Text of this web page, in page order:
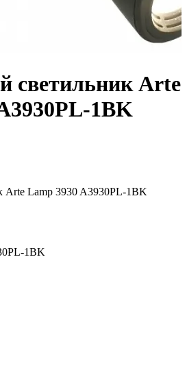
светильник Arte
1BK
Arte Lamp 3930 A3930PL-1BK
1BK